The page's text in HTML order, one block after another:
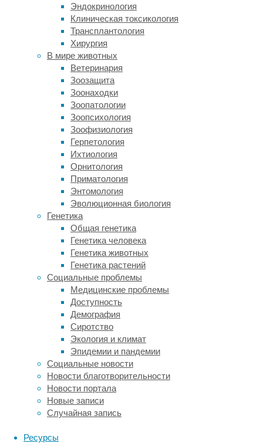
Эндокринология
Клиническая токсикология
Трансплантология
Хирургия
В мире животных
Ветеринария
Зоозащита
Зоонаходки
Зоопатологии
Зоопсихология
Зоофизиология
Герпетология
Ихтиология
Орнитология
Приматология
Энтомология
Эволюционная биология
Генетика
Общая генетика
Генетика человека
Генетика животных
Генетика растений
Социальные проблемы
Медицинские проблемы
Доступность
Демография
Сиротство
Экология и климат
Эпидемии и пандемии
Социальные новости
Новости благотворительности
Новости портала
Новые записи
Случайная запись
Ресурсы
разнолика
имеет
своём
арсенале
около
сотни
клеточных
типов,
которые
способны
строить
тысячи
связей
между
собой
и
создавать
настоящие
клеточные
ансамбли.
таком
разнообразии
очень
легко
запутаться,
поэтому
сегодня
мы
с
вами
что